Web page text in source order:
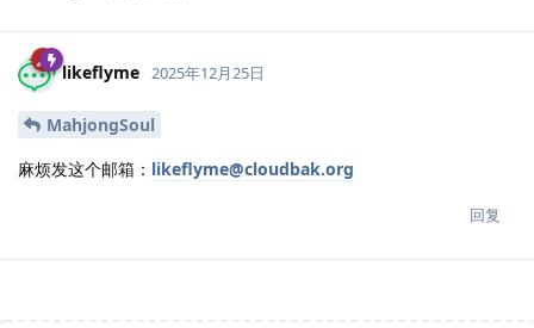
likeflyme 2025年12月25日
MahjongSoul
麻烦发这个邮箱： likeflyme@cloudbak.org
回复